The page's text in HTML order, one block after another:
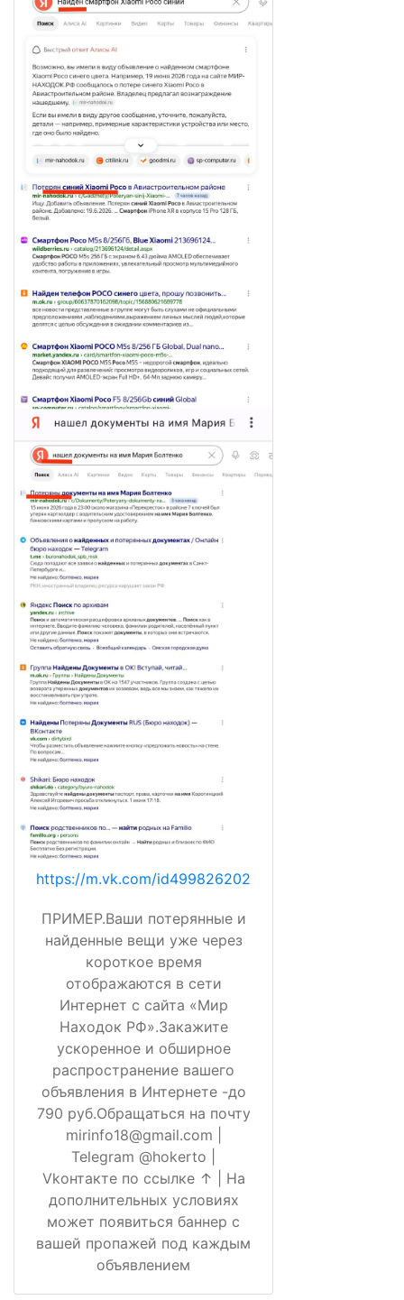
https://m.vk.com/id499826202
ПРИМЕР.Ваши потерянные и
найденные вещи уже через
короткое время
отображаются в сети
Интернет с сайта «Мир
Находок РФ».Закажите
ускоренное и обширное
распространение вашего
объявления в Интернете -до
790 руб.Обращаться на почту
mirinfo18@gmail.com |
Telegram @hokerto |
Vkонтакте по ссылке ↑ | На
дополнительных условиях
может появиться баннер с
вашей пропажей под каждым
объявлением